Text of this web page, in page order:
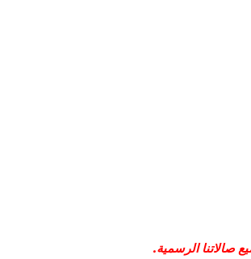
صالاتنا الرسمية.